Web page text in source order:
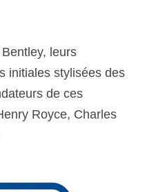
leurs
initiales stylisées des
de ces
Royce, Charles